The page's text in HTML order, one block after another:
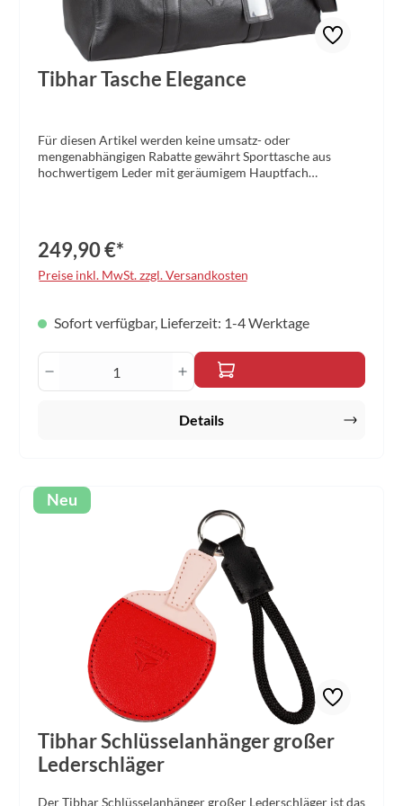
Tibhar Tasche Elegance
Für diesen Artikel werden keine umsatz- oder
mengenabhängigen Rabatte gewährt Sporttasche aus
hochwertigem Leder mit geräumigem Hauptfach
249,90 €*
Preise inkl. MwSt. zzgl. Versandkosten
Sofort verfügbar, Lieferzeit: 1-4 Werktage
Produkt Anzahl: Gib den gewünschten
Details
Neu
Tibhar Schlüsselanhänger großer
Lederschläger
Der Tibhar Schlüsselanhänger großer Lederschläger ist das